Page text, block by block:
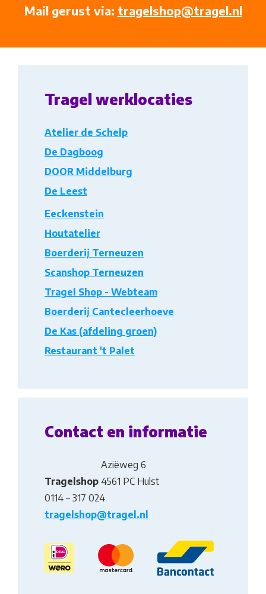
Mail gerust via: tragelshop@tragel.nl
Tragel werklocaties
Atelier de Schelp
De Dagboog
DOOR Middelburg
De Leest
Eeckenstein
Houtatelier
Boerderij Terneuzen
Scanshop Terneuzen
Tragel Shop - Webteam
Boerderij Cantecleerhoeve
De Kas (afdeling groen)
Restaurant 't Palet
Contact en informatie
Tragelshop
Aziëweg 6
4561 PC Hulst
0114 – 317 024
tragelshop@tragel.nl